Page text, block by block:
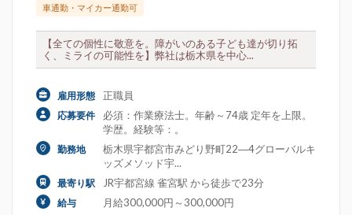
車通勤・マイカー通勤可
【全ての個性に敬意を。障がいのある子ども達が切り拓
く、ミライの可能性を】弊社は栃木県を中心...
雇用形態 正職員
応募要件
必須：作業療法士。年齢～74歳 定年を上限。
学歴。経験等：。
勤務地
栃木県宇都宮市みどり野町22―4グローバルキ
ッズメソッド宇...
最寄り駅 JR宇都宮線 雀宮駅 から徒歩で23分
給与 月給300,000円～300,000円